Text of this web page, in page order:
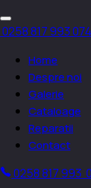
0258 817 993
Home
Despre noi
Galerie
Cataloage
Reparatii
Contact
0258 817 993